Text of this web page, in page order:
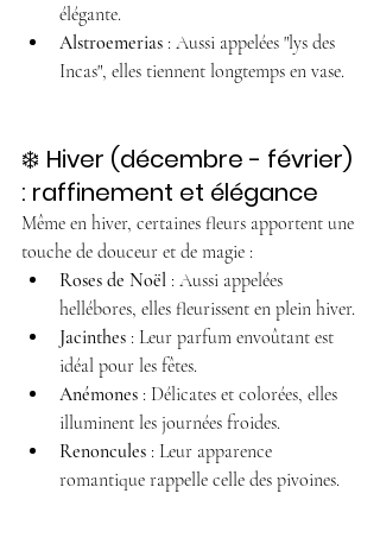
élégante.
Alstroemerias : Aussi appelées "lys des
Incas", elles tiennent longtemps en vase.
❄️ Hiver (décembre - février)
: raffinement et élégance
Même en hiver, certaines fleurs apportent une
touche de douceur et de magie :
Roses de Noël : Aussi appelées
hellébores, elles fleurissent en plein hiver.
Jacinthes : Leur parfum envoûtant est
idéal pour les fêtes.
Anémones : Délicates et colorées, elles
illuminent les journées froides.
Renoncules : Leur apparence
romantique rappelle celle des pivoines.